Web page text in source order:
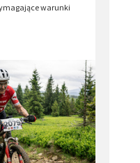
warunki